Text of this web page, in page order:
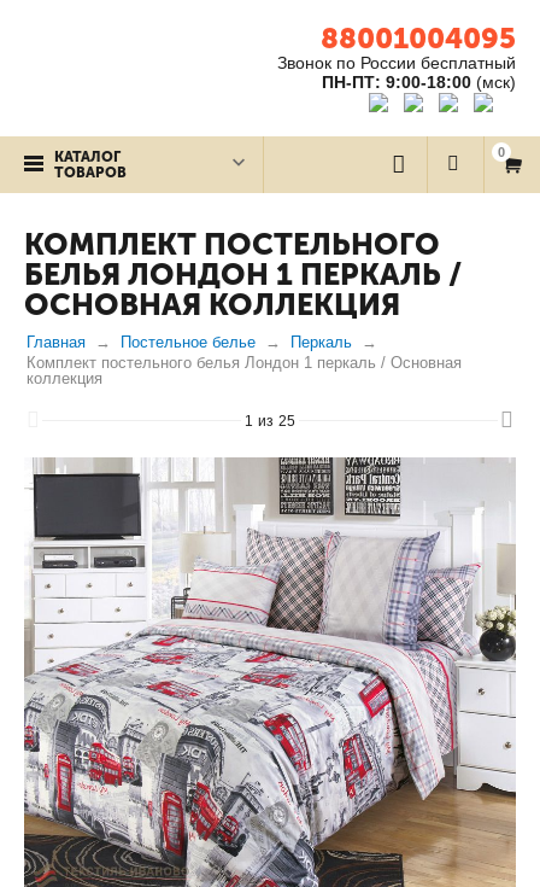
88001004095
Звонок по России бесплатный
ПН-ПТ: 9:00-18:00 (мск)
КАТАЛОГ
ТОВАРОВ
0
КОМПЛЕКТ ПОСТЕЛЬНОГО
БЕЛЬЯ ЛОНДОН 1 ПЕРКАЛЬ /
ОСНОВНАЯ КОЛЛЕКЦИЯ
Главная Постельное белье
Перкаль
Комплект постельного белья Лондон 1 перкаль / Основная
коллекция
1 из 25